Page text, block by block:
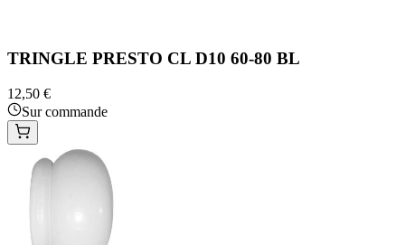
TRINGLE PRESTO CL D10 60-80 BL
12,50 €
Sur commande